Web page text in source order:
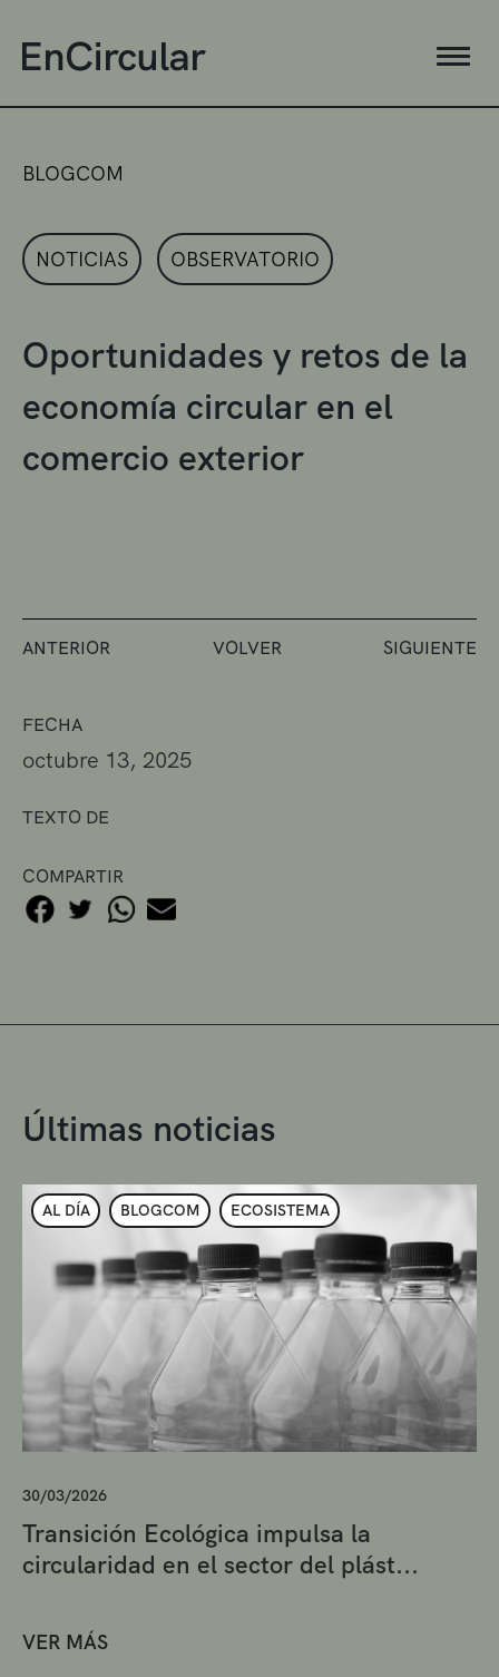
FECHA
octubre 13, 2025
TEXTO DE
COMPARTIR
BLOGCOM
NOTICIAS OBSERVATORIO
Oportunidades y retos de la
economía circular en el
comercio exterior
ANTERIOR VOLVER SIGUIENTE
Últimas noticias
AL DÍA BLOGCOM ECOSISTEMA
30/03/2026
Transición Ecológica impulsa la
circularidad en el sector del plást...
VER MÁS